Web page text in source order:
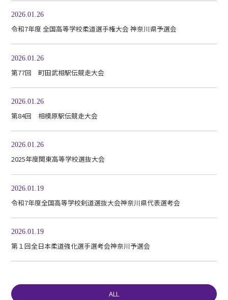
2026.01.26
令和7年度 全国高等学校柔道選手権大会 神奈川県予選会
2026.01.26
第77回 町田武相駅伝競走大会
2026.01.26
第84回 相模原駅伝競走大会
2026.01.26
2025年度関東高等学校選抜大会
2026.01.19
令和7年度全国高等学校剣道選抜大会神奈川県代表選考会
2026.01.19
第１回全日本柔道強化選手選考会神奈川予選会
ALL